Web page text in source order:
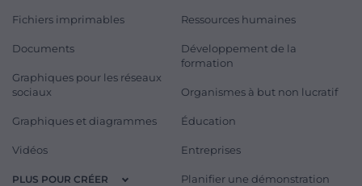
Fichiers imprimables
Documents
Graphiques pour les réseaux
sociaux
Graphiques et diagrammes
Vidéos
PLUS POUR CRÉER
Ressources humaines
Développement de la
formation
Organismes à but non lucratif
Éducation
Entreprises
Planifier une démonstration